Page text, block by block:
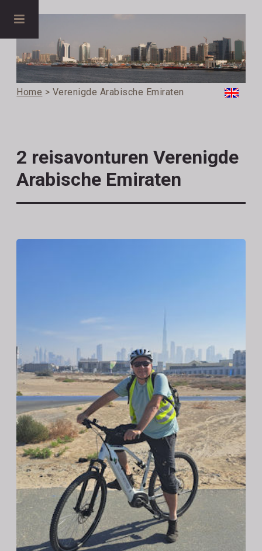
Home > Verenigde Arabische Emiraten
2 reisavonturen Verenigde
Arabische Emiraten